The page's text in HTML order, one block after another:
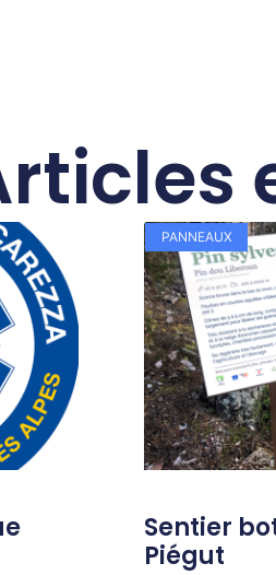
PANNEAUX
Sentier
Piégut